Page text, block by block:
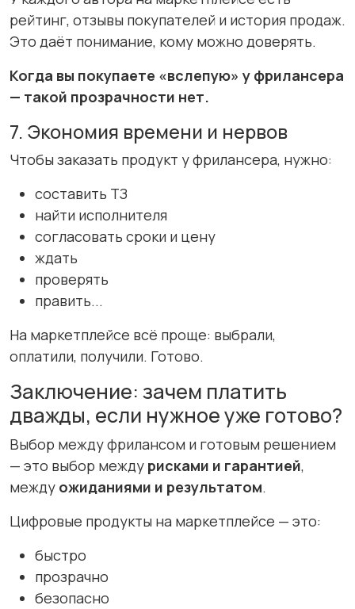
рейтинг, отзывы покупателей и история продаж.
Это даёт понимание, кому можно доверять.
Когда вы покупаете «вслепую» у фрилансера
— такой прозрачности нет.
7. Экономия времени и нервов
Чтобы заказать продукт у фрилансера, нужно:
составить ТЗ
найти исполнителя
согласовать сроки и цену
ждать
проверять
править...
На маркетплейсе всё проще: выбрали,
оплатили, получили. Готово.
Заключение: зачем платить
дважды, если нужное уже готово?
Выбор между фрилансом и готовым решением
— это выбор между рисками и гарантией,
между ожиданиями и результатом.
Цифровые продукты на маркетплейсе — это:
быстро
прозрачно
безопасно